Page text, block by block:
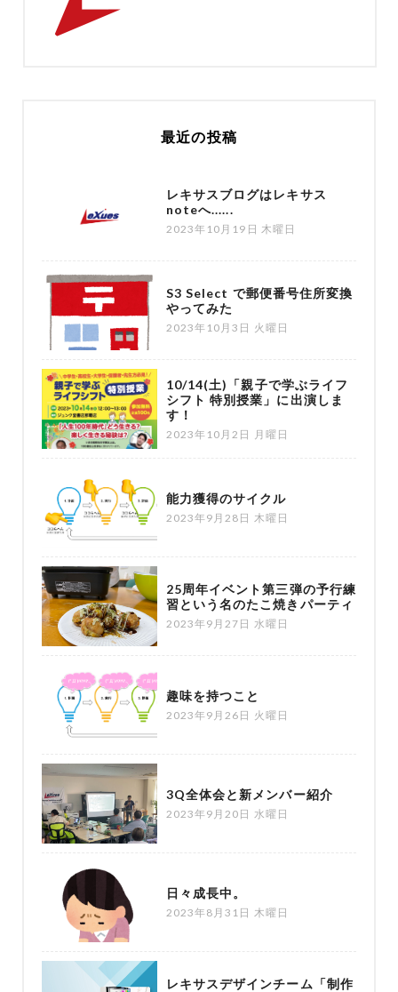
最近の投稿
レキサスブログはレキサス
noteへ......
2023年10月19日 木曜日
S3 Select で郵便番号住所変換
やってみた
2023年10月3日 火曜日
10/14(土)「親子で学ぶライフ
シフト 特別授業」に出演しま
す！
2023年10月2日 月曜日
能力獲得のサイクル
2023年9月28日 木曜日
25周年イベント第三弾の予行練
習という名のたこ焼きパーティ
2023年9月27日 水曜日
趣味を持つこと
2023年9月26日 火曜日
3Q全体会と新メンバー紹介
2023年9月20日 水曜日
日々成長中。
2023年8月31日 木曜日
レキサスデザインチーム「制作